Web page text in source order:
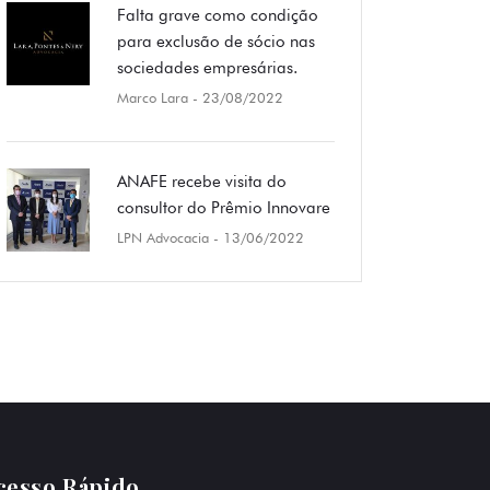
Falta grave como condição
para exclusão de sócio nas
sociedades empresárias.
Marco Lara - 23/08/2022
ANAFE recebe visita do
consultor do Prêmio Innovare
LPN Advocacia - 13/06/2022